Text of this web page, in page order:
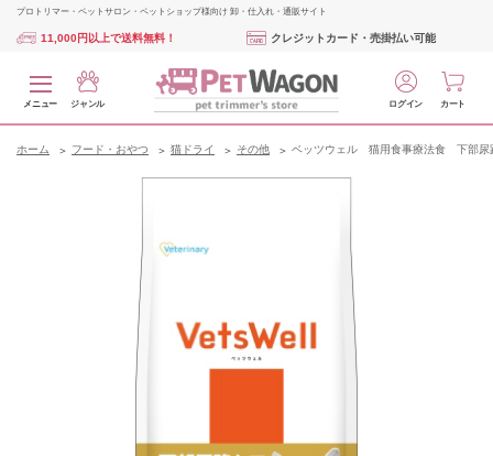
プロトリマー・ペットサロン・ペットショップ様向け 卸・仕入れ・通販サイト
11,000円以上で送料無料！ クレジットカード・売掛払い可能
メニュー ジャンル ログイン カート
ホーム フード・おやつ 猫ドライ その他 ベッツウェル 猫用食事療法食 下部尿